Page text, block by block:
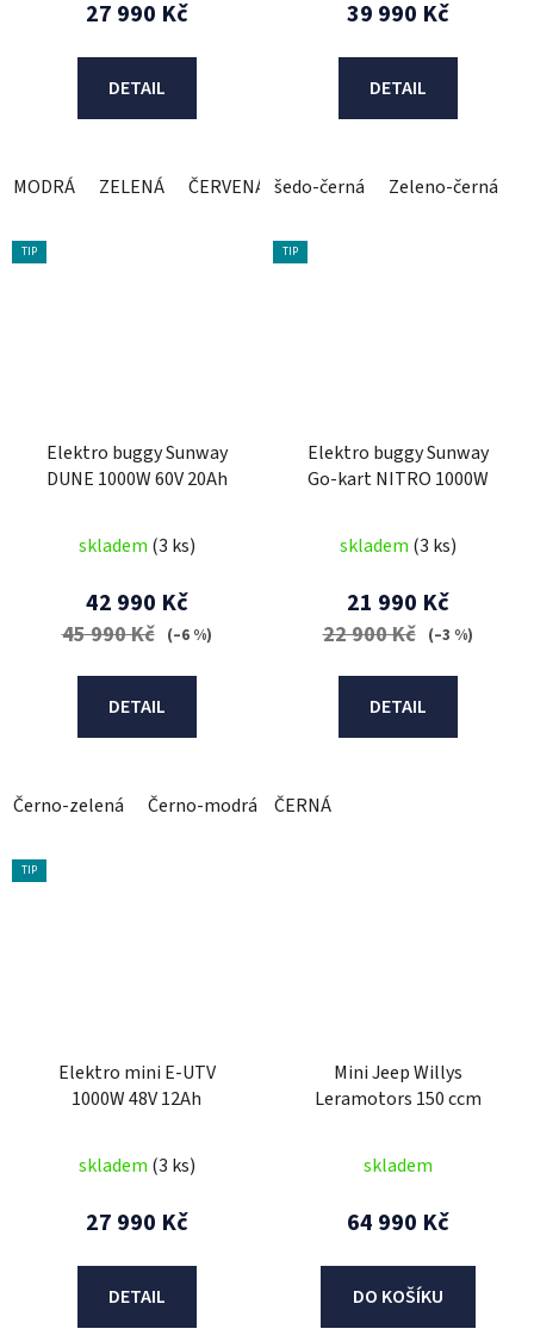
27 990 Kč
DETAIL
MODRÁ ZELENÁ ČERVENÁ
39 990 Kč
DETAIL
šedo-černá Zeleno-černá
TIP
Elektro buggy Sunway
DUNE 1000W 60V 20Ah
skladem (3 ks)
42 990 Kč
45 990 Kč (–6 %)
DETAIL
Černo-zelená Černo-modrá Černo-červená
TIP
Elektro buggy Sunway
Go-kart NITRO 1000W
skladem (3 ks)
21 990 Kč
22 900 Kč (–3 %)
DETAIL
ČERNÁ
TIP
Elektro mini E-UTV
1000W 48V 12Ah
skladem (3 ks)
27 990 Kč
DETAIL
Mini Jeep Willys
Leramotors 150 ccm
skladem
64 990 Kč
DO KOŠÍKU